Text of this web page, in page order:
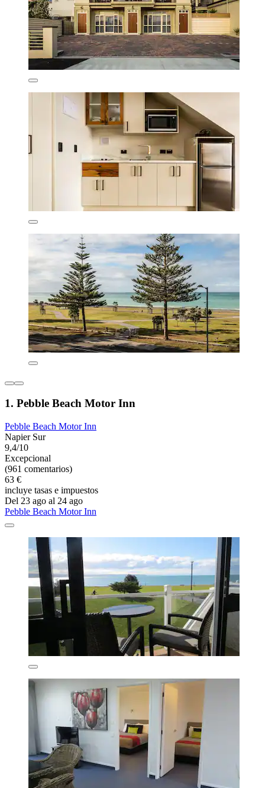
1. Pebble Beach Motor Inn
Pebble Beach Motor Inn
Napier Sur
9,4/10
Excepcional
(961 comentarios)
63 €
incluye tasas e impuestos
Del 23 ago al 24 ago
Pebble Beach Motor Inn